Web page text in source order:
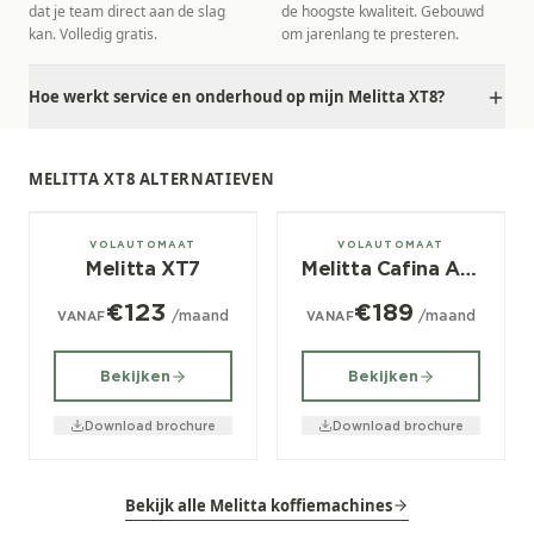
dat je team direct aan de slag
kan. Volledig gratis.
de hoogste kwaliteit. Gebouwd
om jarenlang te presteren.
Hoe werkt service en onderhoud op mijn Melitta XT8?
MELITTA XT8 ALTERNATIEVEN
± 200/dag
VOLAUTOMAAT
Melitta XT7
VANAF€123 /maand
Bekijken
Download brochure
± 200/dag
VOLAUTOMAAT
Melitta Cafina Alpha
VANAF€189 /maand
Bekijken
Download brochure
Bekijk alle Melitta koffiemachines